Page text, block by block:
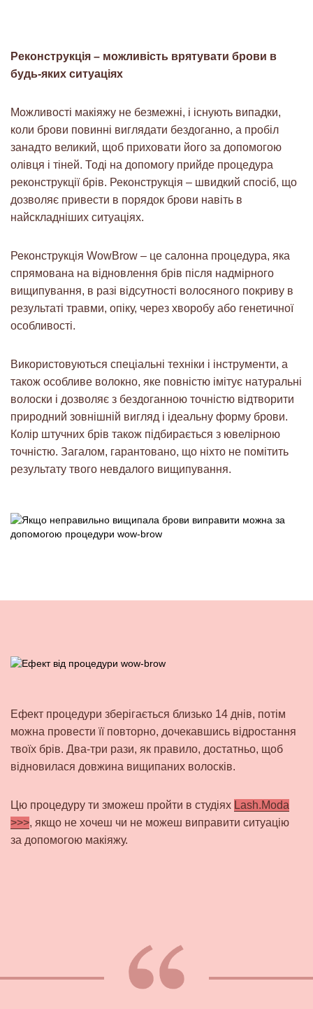
Реконструкція – можливість врятувати брови в
будь-яких ситуаціях
Можливості макіяжу не безмежні, і існують випадки,
коли брови повинні виглядати бездоганно, а пробіл
занадто великий, щоб приховати його за допомогою
олівця і тіней. Тоді на допомогу прийде процедура
реконструкції брів. Реконструкція – швидкий спосіб, що
дозволяє привести в порядок брови навіть в
найскладніших ситуаціях.
Реконструкція WowBrow – це салонна процедура, яка
спрямована на відновлення брів після надмірного
вищипування, в разі відсутності волосяного покриву в
результаті травми, опіку, через хворобу або генетичної
особливості.
Використовуються спеціальні техніки і інструменти, а
також особливе волокно, яке повністю імітує натуральні
волоски і дозволяє з бездоганною точністю відтворити
природний зовнішній вигляд і ідеальну форму брови.
Колір штучних брів також підбирається з ювелірною
точністю. Загалом, гарантовано, що ніхто не помітить
результату твого невдалого вищипування.
Ефект процедури зберігається близько 14 днів, потім
можна провести її повторно, дочекавшись відростання
твоїх брів. Два-три рази, як правило, достатньо, щоб
відновилася довжина вищипаних волосків.
Цю процедуру ти зможеш пройти в студіях Lash.Moda
>>>, якщо не хочеш чи не можеш виправити ситуацію
за допомогою макіяжу.